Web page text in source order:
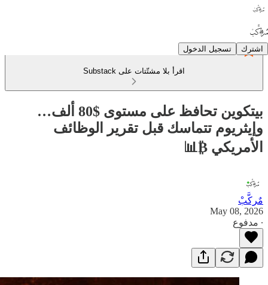
اشترك تسجيل الدخول
اقرأ بلا مشتّتات على Substack
بيتكوين تحافظ على مستوى $80 ألف…
وإيثريوم تتماسك قبل تقرير الوظائف
الأمريكي ₿📊
مٌركَّبْ
May 08, 2026
∙ مدفوع